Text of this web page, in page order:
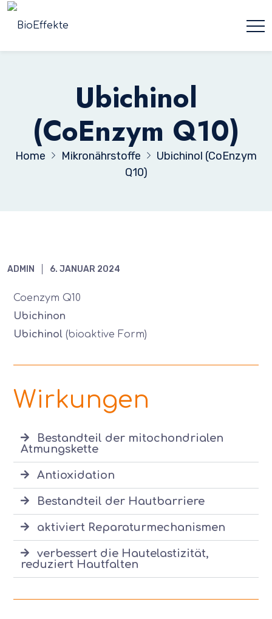
Ubichinol
(CoEnzym Q10)
Home Mikronährstoffe
Ubichinol (CoEnzym
Q10)
ADMIN 6. JANUAR 2024
Coenzym Q10
Ubichinon
Ubichinol (bioaktive Form)
Wirkungen
Bestandteil der mitochondrialen
Atmungskette
Antioxidation
Bestandteil der Hautbarriere
aktiviert Reparaturmechanismen
verbessert die Hautelastizität,
reduziert Hautfalten